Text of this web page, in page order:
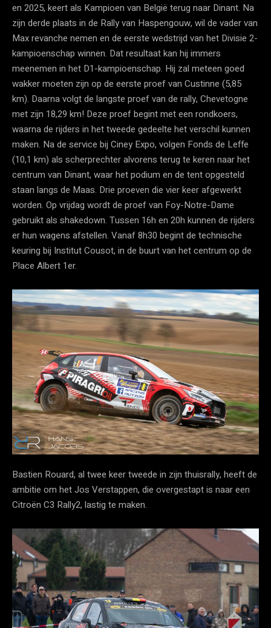
en 2025, keert als Kampioen van België terug naar Dinant. Na
zijn derde plaats in de Rally van Haspengouw, wil de vader van
Max revanche nemen en de eerste wedstrijd van het Divisie 2-
kampioenschap winnen. Dat resultaat kan hij immers
meenemen in het D1-kampioenschap. Hij zal meteen goed
wakker moeten zijn op de eerste proef van Custinne (5,85
km). Daarna volgt de langste proef van de rally, Chevetogne
met zijn 18,29 km! Deze proef begint met een rondkoers,
waarna de rijders in het tweede gedeelte het verschil kunnen
maken. Na de service bij Ciney Expo, volgen Fonds de Leffe
(10,1 km) als scherprechter alvorens terug te keren naar het
centrum van Dinant, waar het podium en de tent opgesteld
staan langs de Maas. Drie proeven die vier keer afgewerkt
worden. Op vrijdag wordt de proef van Foy-Notre-Dame
gebruikt als shakedown. Tussen 16h en 20h kunnen de rijders
er hun wagens afstellen. Vanaf 8h30 begint de technische
keuring bij Institut Cousot, in de buurt van het centrum op de
Place Albert 1er.
Bastien Rouard, al twee keer tweede in zijn thuisrally, heeft de
ambitie om het Jos Verstappen, die overgestapt is naar een
Citroën C3 Rally2, lastig te maken.